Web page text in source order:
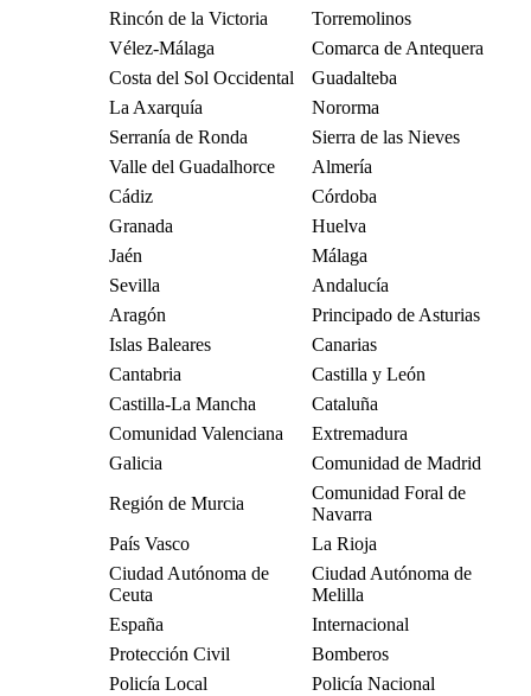
Rincón de la Victoria
Torremolinos
Vélez-Málaga
Comarca de Antequera
Costa del Sol Occidental
Guadalteba
La Axarquía
Nororma
Serranía de Ronda
Sierra de las Nieves
Valle del Guadalhorce
Almería
Cádiz
Córdoba
Granada
Huelva
Jaén
Málaga
Sevilla
Andalucía
Aragón
Principado de Asturias
Islas Baleares
Canarias
Cantabria
Castilla y León
Castilla-La Mancha
Cataluña
Comunidad Valenciana
Extremadura
Galicia
Comunidad de Madrid
Región de Murcia
Comunidad Foral de
Navarra
País Vasco
La Rioja
Ciudad Autónoma de
Ceuta
Ciudad Autónoma de
Melilla
España
Internacional
Protección Civil
Bomberos
Policía Local
Policía Nacional